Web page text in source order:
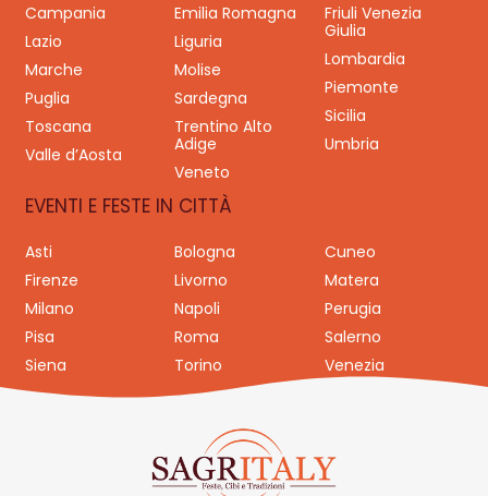
Campania
Emilia Romagna
Friuli Venezia
Giulia
Lazio
Liguria
Lombardia
Marche
Molise
Piemonte
Puglia
Sardegna
Sicilia
Toscana
Trentino Alto
Adige
Umbria
Valle d’Aosta
Veneto
EVENTI E FESTE IN CITTÀ
Asti Bologna
Cuneo
Firenze
Livorno
Matera
Milano
Napoli
Perugia
Pisa
Roma
Salerno
Siena
Torino Venezia